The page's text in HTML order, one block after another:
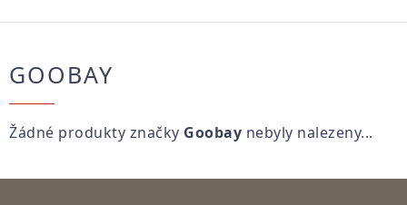
GOOBAY
Žádné produkty značky Goobay nebyly nalezeny...